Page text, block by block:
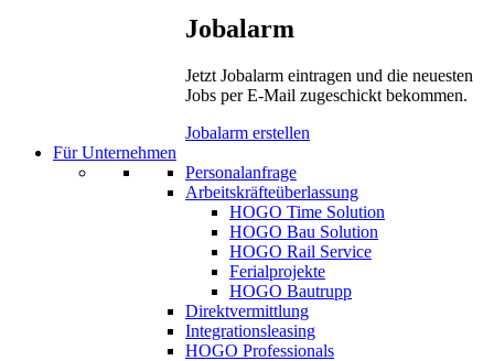
Jobalarm
Jetzt Jobalarm eintragen und die neuesten
Jobs per E-Mail zugeschickt bekommen.
Jobalarm erstellen
Für Unternehmen
Personalanfrage
Arbeitskräfteüberlassung
HOGO Time Solution
HOGO Bau Solution
HOGO Rail Service
Ferialprojekte
HOGO Bautrupp
Direktvermittlung
Integrationsleasing
HOGO Professionals